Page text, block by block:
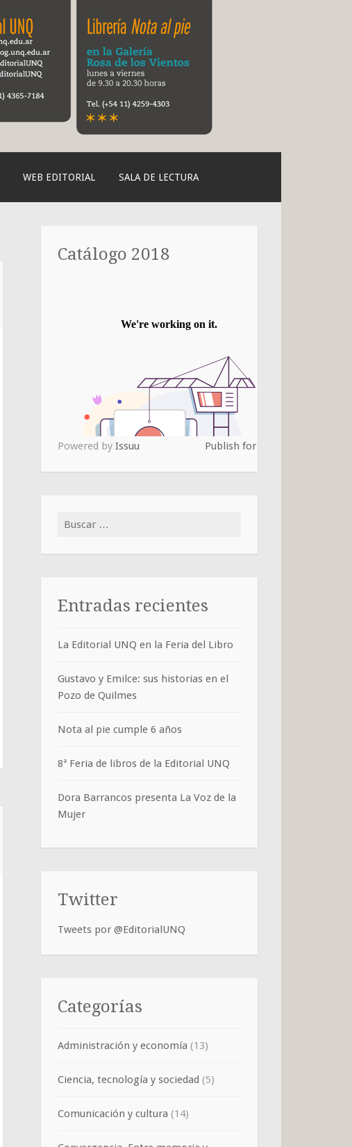
WEB EDITORIAL SALA DE LECTURA
Catálogo 2018
Powered by Issuu Publish for Free
Buscar:
Entradas recientes
La Editorial UNQ en la Feria del Libro
Gustavo y Emilce: sus historias en el
Pozo de Quilmes
Nota al pie cumple 6 años
8ª Feria de libros de la Editorial UNQ
Dora Barrancos presenta La Voz de la
Mujer
Twitter
Tweets por @EditorialUNQ
Categorías
Administración y economía (13)
Ciencia, tecnología y sociedad (5)
Comunicación y cultura (14)